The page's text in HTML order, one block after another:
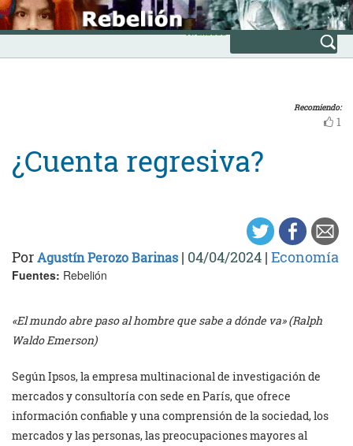
Skip
to
content
INICIO
Avanzada
Recomiendo:
1
¿Cuenta regresiva?
PorAgustín Perozo Barinas | 04/04/2024 | Economía
Fuentes: Rebelión
«El mundo abre paso al hombre que sabe a dónde va» (Ralph
Waldo Emerson)
Según Ipsos, la empresa multinacional de investigación de
mercados y consultoría con sede en París, que ofrece
información confiable y una comprensión de la sociedad, los
mercados y las personas, las preocupaciones mayores al